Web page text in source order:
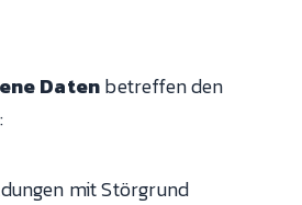
Datenbetreffen den
mit Störgrund